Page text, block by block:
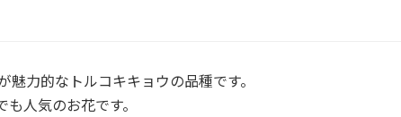
力的なトルコキキョウの品種です。
人気のお花です。